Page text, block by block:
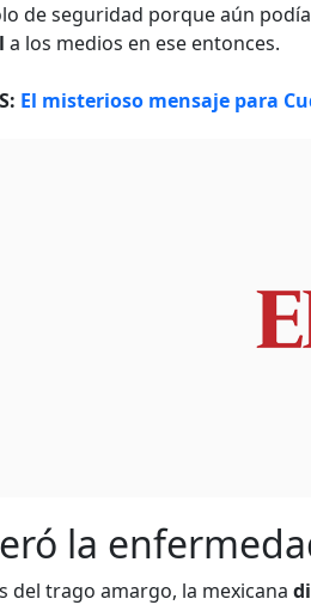
de seguridad porque aún
a los medios en ese entonces.
El misterioso mensaje para
la
del trago amargo, la mexicana